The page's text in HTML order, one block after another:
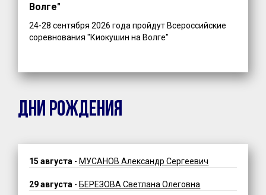
Волге"
24-28 сентября 2026 года пройдут Всероссийские
соревнования "Киокушин на Волге"
ДНИ РОЖДЕНИЯ
15 августа - МУСАНОВ Александр Сергеевич
29 августа - БЕРЕЗОВА Светлана Олеговна